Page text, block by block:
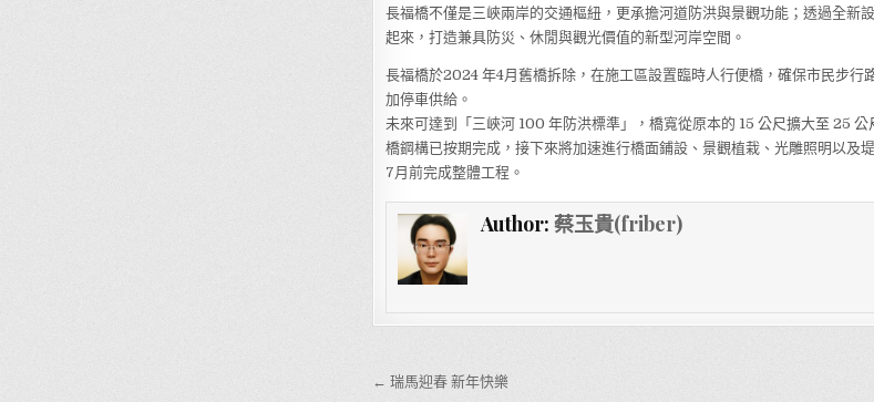
長福橋不僅是三峽兩岸的交通樞紐，更承擔河道防洪與景觀功能；透過全新
起來，打造兼具防災、休閒與觀光價值的新型河岸空間。
長福橋於2024 年4月舊橋拆除，在施工區設置臨時人行便橋，確保市民步行
加停車供給。
未來可達到「三峽河 100 年防洪標準」，橋寬從原本的 15 公尺擴大至 25
橋鋼構已按期完成，接下來將加速進行橋面鋪設、景觀植栽、光雕照明以及
7月前完成整體工程。
Author:蔡玉貴(friber)
文章導覽
← 瑞馬迎春 新年快樂